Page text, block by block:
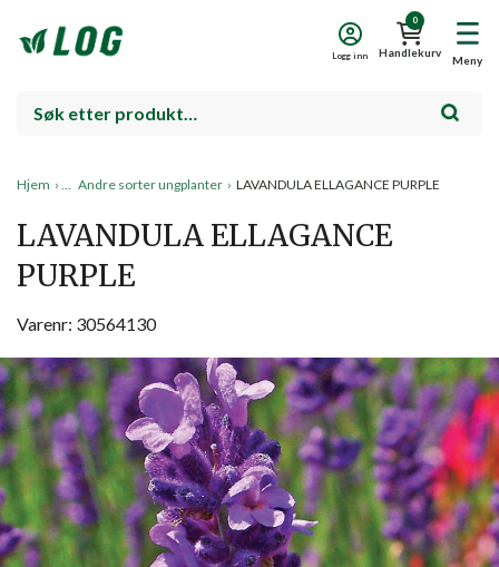
Meny
0
Handlekurv
Logg inn
Hjem › Andre sorter ungplanter › LAVANDULA ELLAGANCE PURPLE
LAVANDULA ELLAGANCE
PURPLE
Varenr: 30564130